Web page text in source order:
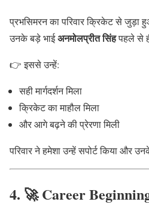
प्रभसिमरन का परिवार क्रिकेट से जुड़ा
उनके बड़े भाईअनमोलप्रीत सिंहपहले से
👉 इससे उन्हें:
सही मार्गदर्शन मिला
क्रिकेट का माहौल मिला
और आगे बढ़ने की प्रेरणा मिली
परिवार ने हमेशा उन्हें सपोर्ट किया और
4. 🚀 Career